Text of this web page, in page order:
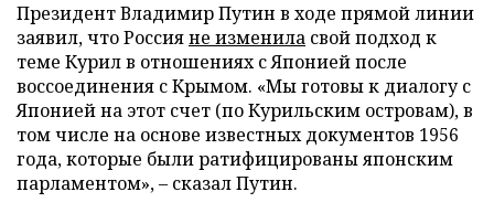
Президент Владимир Путин в ходе прямой линии
заявил, что Россияне изменила свой подход к
теме Курил в отношениях с Японией после
воссоединения с Крымом. «Мы готовы к диалогу с
Японией на этот счет (по Курильским островам), в
том числе на основе известных документов 1956
года, которые были ратифицированы японским
парламентом», – сказал Путин.